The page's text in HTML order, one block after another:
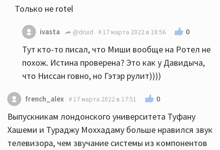
Только не rotel
ivasta @druid 17 марта 2022 в 18:56 0
Тут кто-то писал, что Миши вообще на Ротел не
похож. Истина проверена? Это как у Давидыча,
что Ниссан говно, но Гэтэр рулит))))
french_alex 17 марта 2022 в 17:51 0
Выпускникам лондонского университета Туфану
Хашеми и Тураджу Моххадаму больше нравился звук
телевизора, чем звучание системы из компонентов